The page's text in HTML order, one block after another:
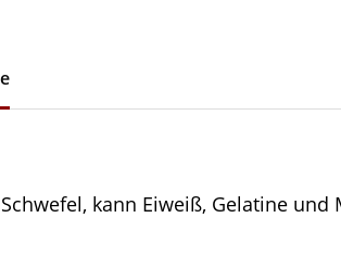
kann Eiweiß, Gelatine und